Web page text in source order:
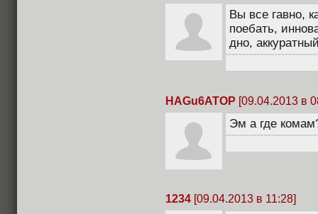
Вы все гавно,
поебать,
дно,
HAGu6ATOP [09.04.2013 в
Эм а где
1234 [09.04.2013 в 11:28]